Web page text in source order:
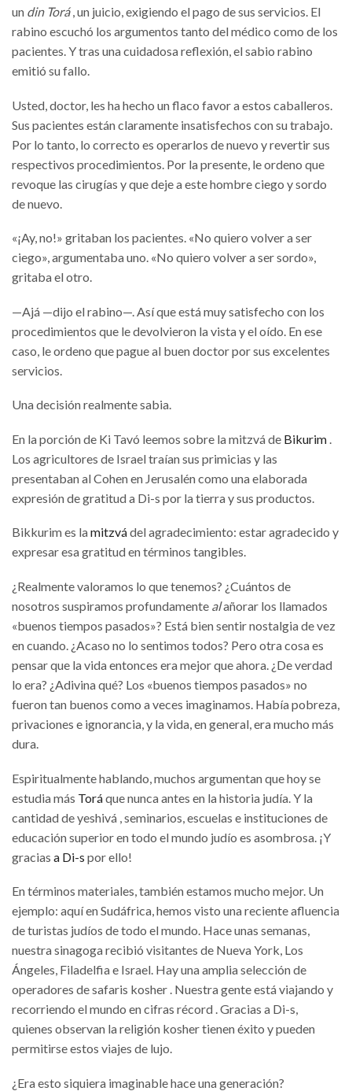
un din Torá, un juicio, exigiendo el pago de sus servicios. El
rabino escuchó los argumentos tanto del médico como de los
pacientes. Y tras una cuidadosa reflexión, el sabio rabino
emitió su fallo.
Usted, doctor, les ha hecho un flaco favor a estos caballeros.
Sus pacientes están claramente insatisfechos con su trabajo.
Por lo tanto, lo correcto es operarlos de nuevo y revertir sus
respectivos procedimientos. Por la presente, le ordeno que
revoque las cirugías y que deje a este hombre ciego y sordo
de nuevo.
«¡Ay, no!» gritaban los pacientes. «No quiero volver a ser
ciego», argumentaba uno. «No quiero volver a ser sordo»,
gritaba el otro.
—Ajá —dijo el rabino—. Así que está muy satisfecho con los
procedimientos que le devolvieron la vista y el oído. En ese
caso, le ordeno que pague al buen doctor por sus excelentes
servicios.
Una decisión realmente sabia.
En la porción de Ki Tavó leemos sobre la mitzvá de Bikurim .
Los agricultores de Israel traían sus primicias y las
presentaban al Cohen en Jerusalén como una elaborada
expresión de gratitud a Di-s por la tierra y sus productos.
Bikkurim es lamitzvádel agradecimiento: estar agradecido y
expresar esa gratitud en términos tangibles.
¿Realmente valoramos lo que tenemos? ¿Cuántos de
nosotros suspiramos profundamente alañorar los llamados
«buenos tiempos pasados»? Está bien sentir nostalgia de vez
en cuando. ¿Acaso no lo sentimos todos? Pero otra cosa es
pensar que la vida entonces era mejor que ahora. ¿De verdad
lo era? ¿Adivina qué? Los «buenos tiempos pasados» no
fueron tan buenos como a veces imaginamos. Había pobreza,
privaciones e ignorancia, y la vida, en general, era mucho más
dura.
Espiritualmente hablando, muchos argumentan que hoy se
estudia más Toráque nunca antes en la historia judía. Y la
cantidad de yeshivá , seminarios, escuelas e instituciones de
educación superior en todo el mundo judío es asombrosa. ¡Y
gracias a Di-s por ello!
En términos materiales, también estamos mucho mejor. Un
ejemplo: aquí en Sudáfrica, hemos visto una reciente afluencia
de turistas judíos de todo el mundo. Hace unas semanas,
nuestra sinagoga recibió visitantes de Nueva York, Los
Ángeles, Filadelfia e Israel. Hay una amplia selección de
operadores de safaris kosher . Nuestra gente está viajando y
recorriendo el mundo en cifras récord . Gracias a Di-s,
quienes observan la religión kosher tienen éxito y pueden
permitirse estos viajes de lujo.
¿Era esto siquiera imaginable hace una generación?